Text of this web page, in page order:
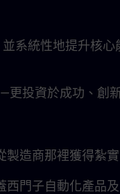
系統性地提升核
投資於成功、創
造商那裡獲得紮實
門子自動化產品